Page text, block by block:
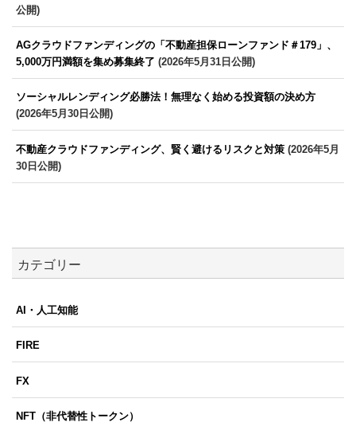
公開)
AGクラウドファンディングの「不動産担保ローンファンド＃179」、
5,000万円満額を集め募集終了 (2026年5月31日公開)
ソーシャルレンディング必勝法！無理なく始める投資額の決め方
(2026年5月30日公開)
不動産クラウドファンディング、賢く避けるリスクと対策 (2026年5月
30日公開)
カテゴリー
AI・人工知能
FIRE
FX
NFT（非代替性トークン）